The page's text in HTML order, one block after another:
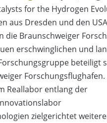
for the Hydrogen
aus Dresden und den
Braunschweiger
erschwinglichen und
beteiligt
Reallabor entlang der
zielgerichtet